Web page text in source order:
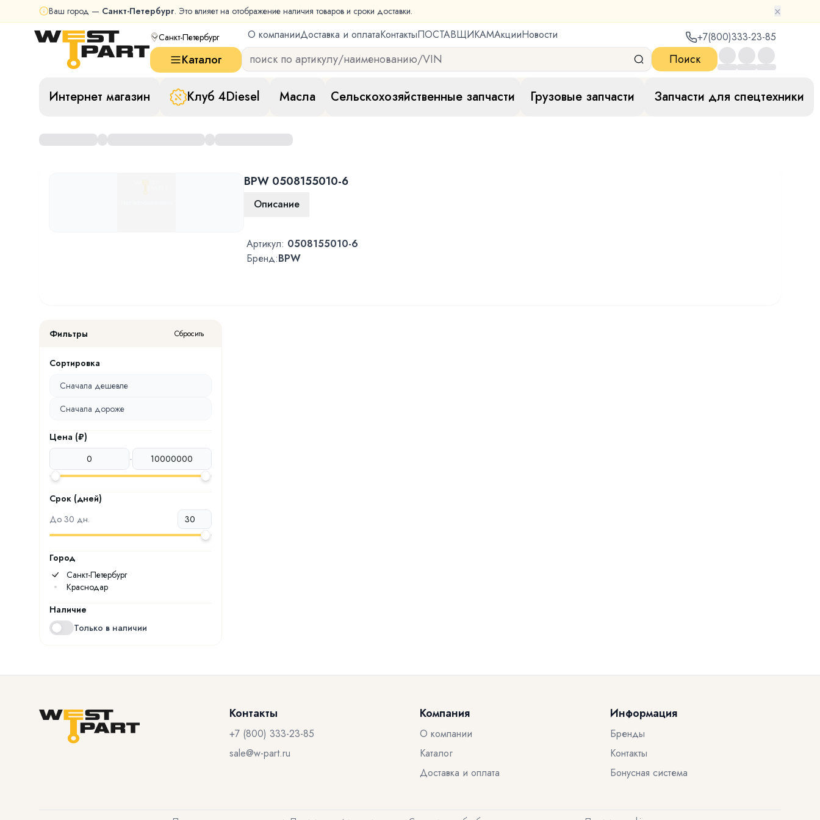
Ваш город — Санкт-Петербург. Это влияет на отображение наличия товаров и сроки доставки. ×
Санкт-Петербург О компанииДоставка и оплатаКонтактыПОСТАВЩИКАМАкцииНовости +7(800)333-23-85
Каталог Поиск
Интернет магазин Клуб 4Diesel Масла Сельскохозяйственные запчасти Грузовые запчасти Запчасти для спецтехники
BPW 0508155010-6
Описание
Артикул: 0508155010-6
Бренд:BPW
Фильтры Сбросить
Сортировка
Сначала дешевле
Сначала дороже
Цена (₽)
-
Срок (дней)
До 30 дн.
Город
Санкт-Петербург
Краснодар
Наличие
Только в наличии
Контакты
+7 (800) 333-23-85
sale@w-part.ru
Компания
О компании
Каталог
Доставка и оплата
Информация
Бренды
Контакты
Бонусная система